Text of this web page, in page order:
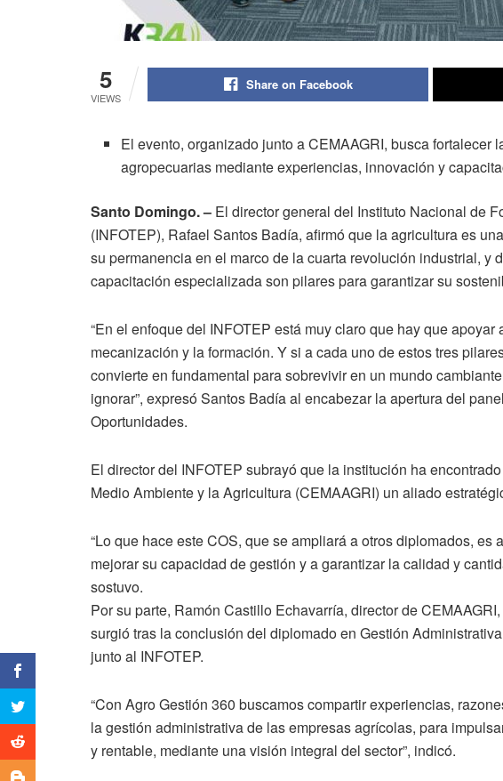
5
VIEWS
Share on Facebook
El evento, organizado junto a CEMAAGRI, busca fortalecer
agropecuarias mediante experiencias, innovación y
Santo Domingo. – El director general del Instituto Nacional de
(INFOTEP), Rafael Santos Badía, afirmó que la agricultura es
su permanencia en el marco de la cuarta revolución industrial, y
capacitación especializada son pilares para garantizar su
“En el enfoque del INFOTEP está muy claro que hay que
mecanización y la formación. Y si a cada uno de estos tres
convierte en fundamental para sobrevivir en un mundo
ignorar”, expresó Santos Badía al encabezar la apertura del
Oportunidades.
El director del INFOTEP subrayó que la institución ha
Medio Ambiente y la Agricultura (CEMAAGRI) un aliado
“Lo que hace este COS, que se ampliará a otros diplomados, es
mejorar su capacidad de gestión y a garantizar la calidad y
sostuvo.
Por su parte, Ramón Castillo Echavarría, director de
surgió tras la conclusión del diplomado en Gestión
junto al INFOTEP.
“Con Agro Gestión 360 buscamos compartir experiencias,
la gestión administrativa de las empresas agrícolas, para
y rentable, mediante una visión integral del sector”, indicó.